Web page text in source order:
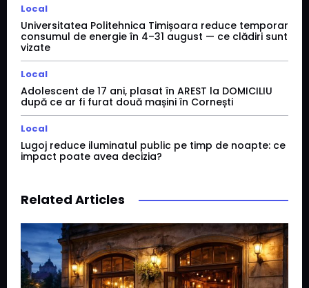
Local
Universitatea Politehnica Timișoara reduce temporar
consumul de energie în 4–31 august — ce clădiri sunt
vizate
Local
Adolescent de 17 ani, plasat în AREST la DOMICILIU
după ce ar fi furat două mașini în Cornești
Local
Lugoj reduce iluminatul public pe timp de noapte: ce
impact poate avea decizia?
Related Articles